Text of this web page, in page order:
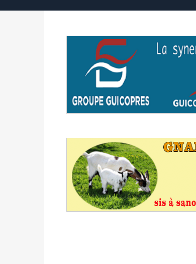
des votes) avant le 16 mai à 16h
Politique-Double scrutin du 31
du 16 au 31 mai 2026
Politique-Délégués de
Politique-Proclamation des
statistiques des législatives et
Politique-Suite de la
ce 03 juin à 14h